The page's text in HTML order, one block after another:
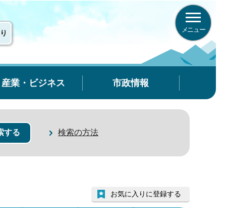
メニュー
産業・ビジネス 市政情報
検索の方法
お気に入りに登録する